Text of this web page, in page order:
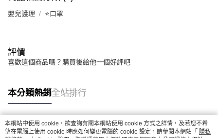
嬰兒護理 ⭐口罩
評價
喜歡這個商品嗎？購買後給他一個好評吧
本分類熱銷全站排行
熱門標籤
本網站中使用 cookie，欲查詢有關本網站使用 cookie 方式之詳情，及若您不希
望在電腦上使用 cookie 時應如何變更電腦的 cookie 設定，請參閱本網站「 隱私